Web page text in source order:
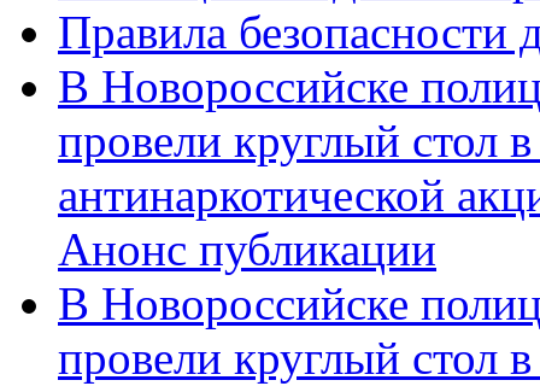
Правила безопасности
В Новороссийске
провели круглый стол
антинаркотической
Анонс публикации
В Новороссийске
провели круглый стол